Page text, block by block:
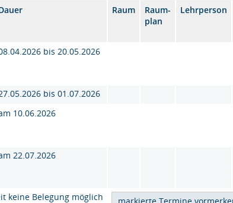
Raum
Raum-
plan
Lehrperson
bis 20.05.2026
bis 01.07.2026
10.06.2026
22.07.2026
keine Belegung möglich